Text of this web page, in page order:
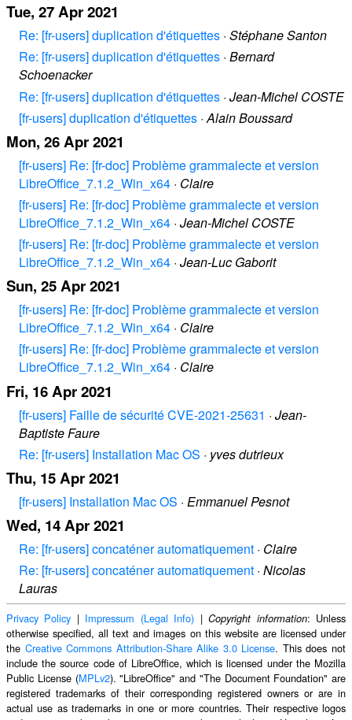
Tue, 27 Apr 2021
Re: [fr-users] duplication d'étiquettes · Stéphane Santon
Re: [fr-users] duplication d'étiquettes · Bernard
Schoenacker
Re: [fr-users] duplication d'étiquettes · Jean-Michel COSTE
[fr-users] duplication d'étiquettes ·Alain Boussard
Mon, 26 Apr 2021
[fr-users] Re: [fr-doc] Problème grammalecte et version
LibreOffice_7.1.2_Win_x64 · Claire
[fr-users] Re: [fr-doc] Problème grammalecte et version
LibreOffice_7.1.2_Win_x64 · Jean-Michel COSTE
[fr-users] Re: [fr-doc] Problème grammalecte et version
LibreOffice_7.1.2_Win_x64 · Jean-Luc Gaborit
Sun, 25 Apr 2021
[fr-users] Re: [fr-doc] Problème grammalecte et version
LibreOffice_7.1.2_Win_x64 · Claire
[fr-users] Re: [fr-doc] Problème grammalecte et version
LibreOffice_7.1.2_Win_x64 · Claire
Fri, 16 Apr 2021
[fr-users] Faille de sécurité CVE-2021-25631 · Jean-
Baptiste Faure
Re: [fr-users] Installation Mac OS · yves dutrieux
Thu, 15 Apr 2021
[fr-users] Installation Mac OS · Emmanuel Pesnot
Wed, 14 Apr 2021
Re: [fr-users] concaténer automatiquement · Claire
Re: [fr-users] concaténer automatiquement · Nicolas
Lauras
Privacy Policy | Impressum (Legal Info) |Copyright information: Unless
otherwise specified, all text and images on this website are licensed under
the Creative Commons Attribution-Share Alike 3.0 License. This does not
include the source code of LibreOffice, which is licensed under the Mozilla
Public License (MPLv2). "LibreOffice" and "The Document Foundation" are
registered trademarks of their corresponding registered owners or are in
actual use as trademarks in one or more countries. Their respective logos